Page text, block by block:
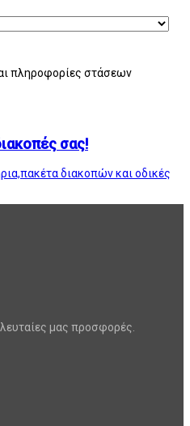
πληροφορίες στάσεων
σας!
διακοπών και οδικές
μας προσφορές.